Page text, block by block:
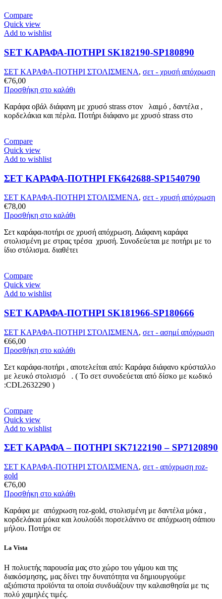
Compare
Quick view
Add to wishlist
SET ΚΑΡΑΦΑ-ΠΟΤΗΡΙ SK182190-SP180890
ΣΕΤ ΚΑΡΑΦΑ-ΠΟΤΗΡΙ ΣΤΟΛΙΣΜΕΝΑ, σετ - χρυσή απόχρωση
€76,00
Προσθήκη στο καλάθι
Καράφα οβάλ διάφανη με χρυσό strass στον λαιμό , δαντέλα ,
κορδελάκια και πέρλα. Ποτήρι διάφανο με χρυσό strass στο
Compare
Quick view
Add to wishlist
ΣΕΤ ΚΑΡΑΦΑ-ΠΟΤΗΡΙ FK642688-SP1540790
ΣΕΤ ΚΑΡΑΦΑ-ΠΟΤΗΡΙ ΣΤΟΛΙΣΜΕΝΑ, σετ - χρυσή απόχρωση
€78,00
Προσθήκη στο καλάθι
Σετ καράφα-ποτήρι σε χρυσή απόχρωση. Διάφανη καράφα
στολισμένη με στρας τρέσα χρυσή. Συνοδεύεται με ποτήρι με το
ίδιο στόλισμα. διαθέτει
Compare
Quick view
Add to wishlist
SET ΚΑΡΑΦΑ-ΠΟΤΗΡΙ SK181966-SP180666
ΣΕΤ ΚΑΡΑΦΑ-ΠΟΤΗΡΙ ΣΤΟΛΙΣΜΕΝΑ, σετ - ασημί απόχρωση
€66,00
Προσθήκη στο καλάθι
Σετ καράφα-ποτήρι , αποτελείται από: Καράφα διάφανο κρύσταλλο
με λευκό στολισμό . ( Το σετ συνοδεύεται από δίσκο με κωδικό
:CDL2632290 )
Compare
Quick view
Add to wishlist
ΣΕΤ ΚΑΡΑΦΑ – ΠΟΤΗΡΙ SK7122190 – SP7120890
ΣΕΤ ΚΑΡΑΦΑ-ΠΟΤΗΡΙ ΣΤΟΛΙΣΜΕΝΑ, σετ - απόχρωση roz-
gold
€76,00
Προσθήκη στο καλάθι
Καράφα με απόχρωση roz-gold, στολισμένη με δαντέλα μόκα ,
κορδελάκια μόκα και λουλούδι πορσελάνινο σε απόχρωση σάπιου
μήλου. Ποτήρι σε
La Vista
Η πολυετής παρουσία μας στο χώρο του γάμου και της
διακόσμησης, μας δίνει την δυνατότητα να δημιουργούμε
αξιόπιστα προϊόντα τα οποία συνδυάζουν την καλαισθησία με τις
πολύ χαμηλές τιμές.